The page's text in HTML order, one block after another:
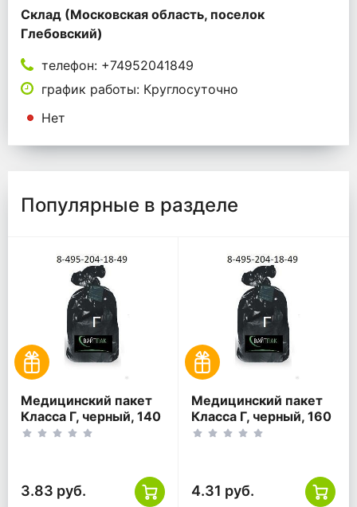
Склад (Московская область, поселок
Глебовский)
телефон: +74952041849
график работы: Круглосуточно
Нет
Популярные в разделе
Медицинский пакет
Класса Г, черный, 140
литров, 800*1000
3.83 руб.
Медицинский пакет
Класса Г, черный, 160
литров, 900*1000
4.31 руб.